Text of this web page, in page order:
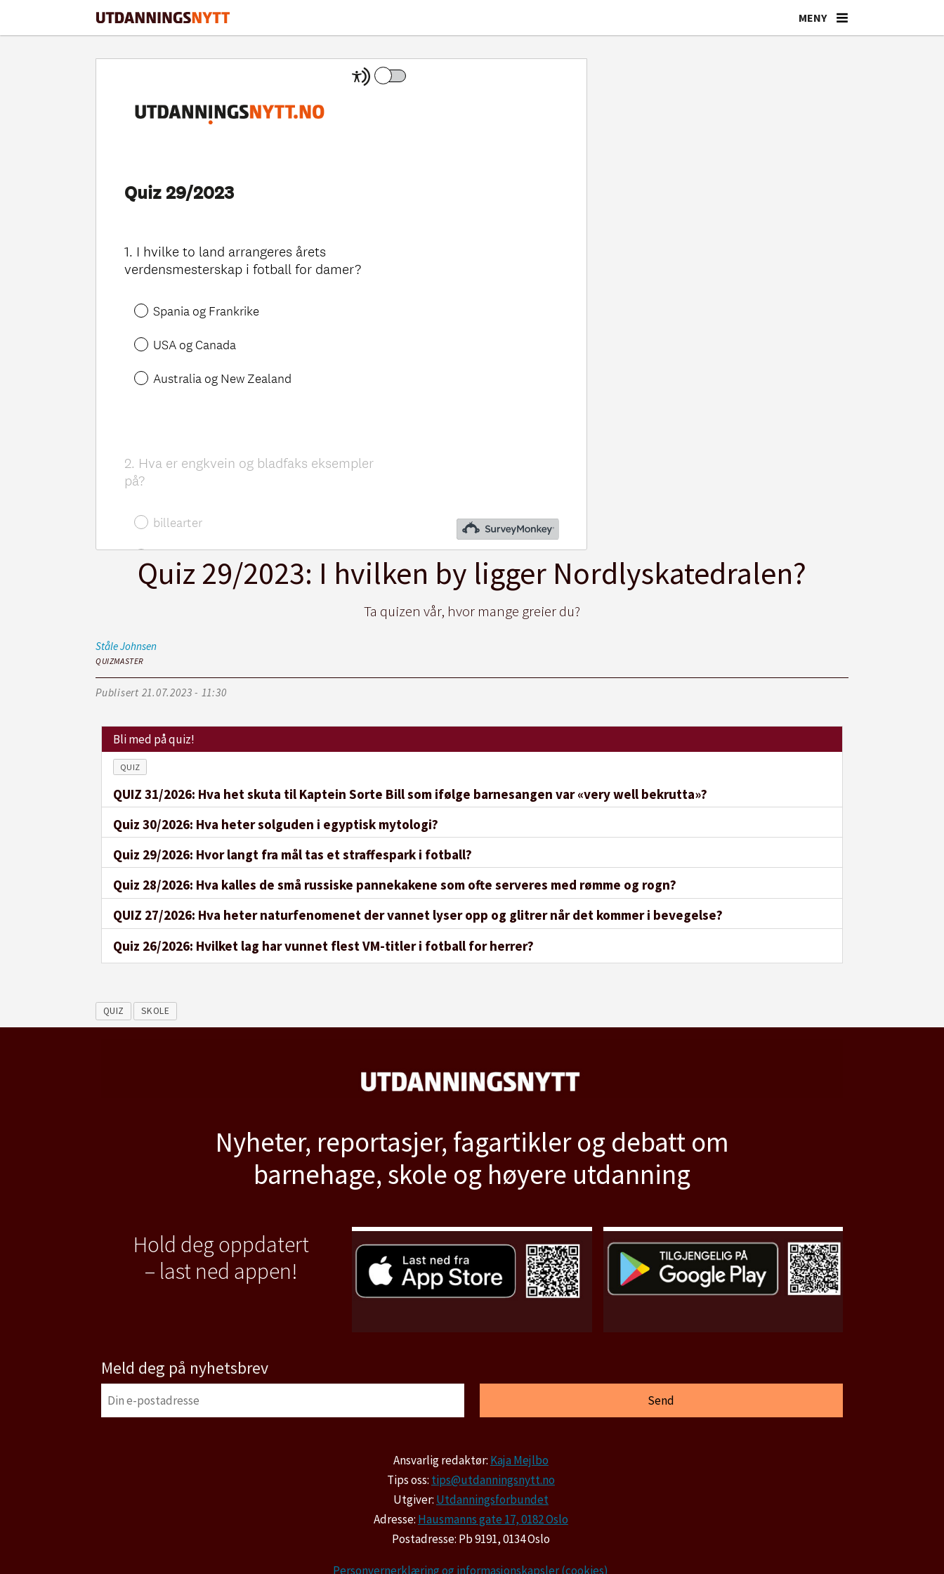
Quiz 29/2023: I hvilken by ligger Nordlyskatedralen?
Ta quizen vår, hvor mange greier du?
StåleJohnsen
QUIZMASTER
Publisert 21.07.2023 - 11:30
Bli med på quiz!
QUIZ
QUIZ 31/2026: Hva het skuta til Kaptein Sorte Bill som ifølge barnesangen var «very well bekrutta»?
Quiz 30/2026: Hva heter solguden i egyptisk mytologi?
Quiz 29/2026: Hvor langt fra mål tas et straffespark i fotball?
Quiz 28/2026: Hva kalles de små russiske pannekakene som ofte serveres med rømme og rogn?
QUIZ 27/2026: Hva heter naturfenomenet der vannet lyser opp og glitrer når det kommer i bevegelse?
Quiz 26/2026: Hvilket lag har vunnet flest VM-titler i fotball for herrer?
QUIZ SKOLE
Nyheter, reportasjer, fagartikler og debatt om
barnehage, skole og høyere utdanning
Hold deg oppdatert
– last ned appen!
Meld deg på nyhetsbrev
Ansvarlig redaktør: Kaja Mejlbo
Tips oss: tips@utdanningsnytt.no
Utgiver: Utdanningsforbundet
Adresse: Hausmanns gate 17, 0182 Oslo
Postadresse: Pb 9191, 0134 Oslo
Personvernerklæring og informasjonskapsler (cookies)